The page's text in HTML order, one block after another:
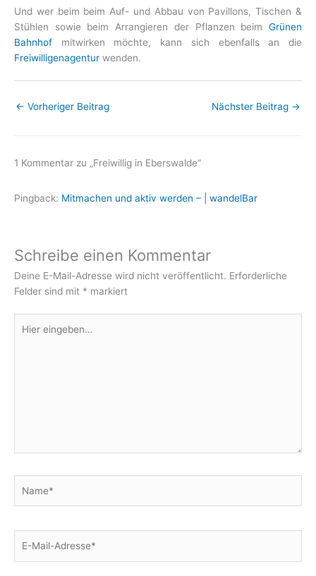
Und wer beim beim Auf- und Abbau von Pavillons, Tischen &
Stühlen sowie beim Arrangieren der Pflanzen beim Grünen
Bahnhof mitwirken möchte, kann sich ebenfalls an die
Freiwilligenagentur wenden.
← Vorheriger Beitrag Nächster Beitrag →
1 Kommentar zu „Freiwillig in Eberswalde“
Pingback: Mitmachen und aktiv werden – | wandelBar
Schreibe einen Kommentar
Deine E-Mail-Adresse wird nicht veröffentlicht. Erforderliche
Felder sind mit * markiert
eingeben…
Mail-